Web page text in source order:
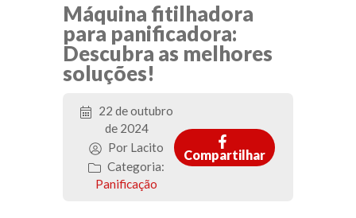
Máquina fitilhadora
para panificadora:
Descubra as melhores
soluções!
22 de outubro
de 2024
Por Lacito
Categoria:
Panificação
Compartilhar